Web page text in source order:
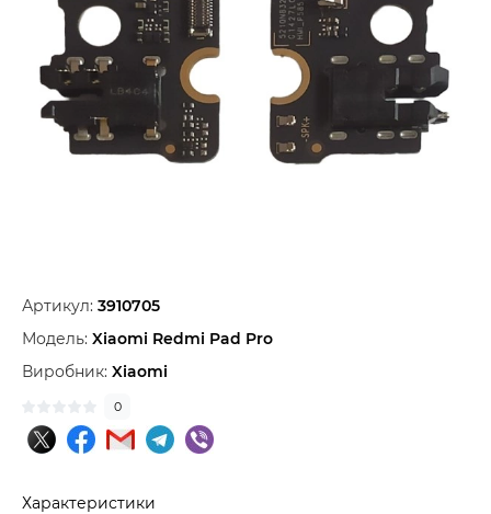
Артикул: 3910705
Модель: Xiaomi Redmi Pad Pro
Виробник: Xiaomi
0
Характеристики